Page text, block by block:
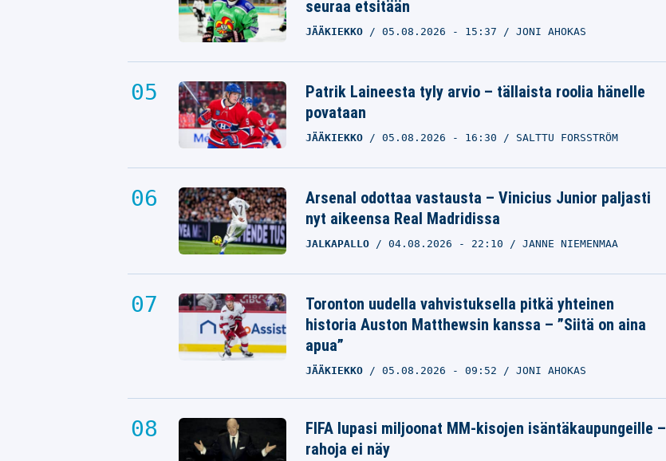
seuraa etsitään
JÄÄKIEKKO 05.08.2026 - 15:37 JONI AHOKAS
Patrik Laineesta tyly arvio – tällaista roolia hänelle
povataan
JÄÄKIEKKO 05.08.2026 - 16:30 SALTTU FORSSTRÖM
Arsenal odottaa vastausta – Vinicius Junior paljasti
nyt aikeensa Real Madridissa
JALKAPALLO 04.08.2026 - 22:10 JANNE NIEMENMAA
Toronton uudella vahvistuksella pitkä yhteinen
historia Auston Matthewsin kanssa – ”Siitä on aina
apua”
JÄÄKIEKKO 05.08.2026 - 09:52 JONI AHOKAS
FIFA lupasi miljoonat MM-kisojen isäntäkaupungeille –
rahoja ei näy